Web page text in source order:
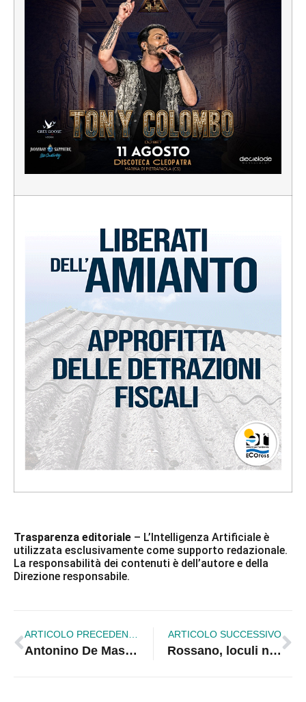
Trasparenza editoriale – L’Intelligenza Artificiale è
utilizzata esclusivamente come supporto redazionale.
La responsabilità dei contenuti è dell’autore e della
Direzione responsabile.
Antonino De Masi all’ Ic Erodoto: il Senza Zaino Day diventa esperienza di cittadinanza attiva
ARTICOLO SUCCESSIVO
Rossano, loculi nel degrado: «Piove cemento dal soffitto, rischiamo di farci male» | VIDEO